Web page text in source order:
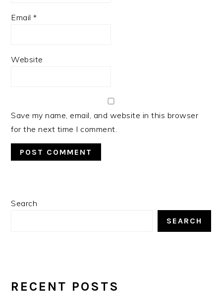
Email*
Website
Save my name, email, and website in this browser
for the next time I comment.
PRIMARY
Search
SEARCH
RECENT POSTS